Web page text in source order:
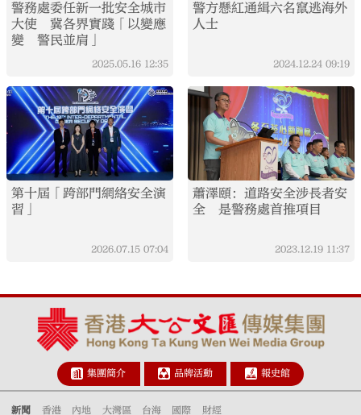
警務處委任新一批安全城市
大使 冀各界實踐「以變應
變 警民並肩」
2025.05.16 12:35
警方懸紅通緝六名竄逃海外
人士
2024.12.24 09:19
第十屆「跨部門網絡安全演
習」
2026.07.15 07:04
蕭澤頤：道路安全涉長者安
全 是警務處首推項目
2023.12.19 11:37
集團簡介 品牌活動 報史館
新聞 香港 內地 大灣區 台海 國際 財經